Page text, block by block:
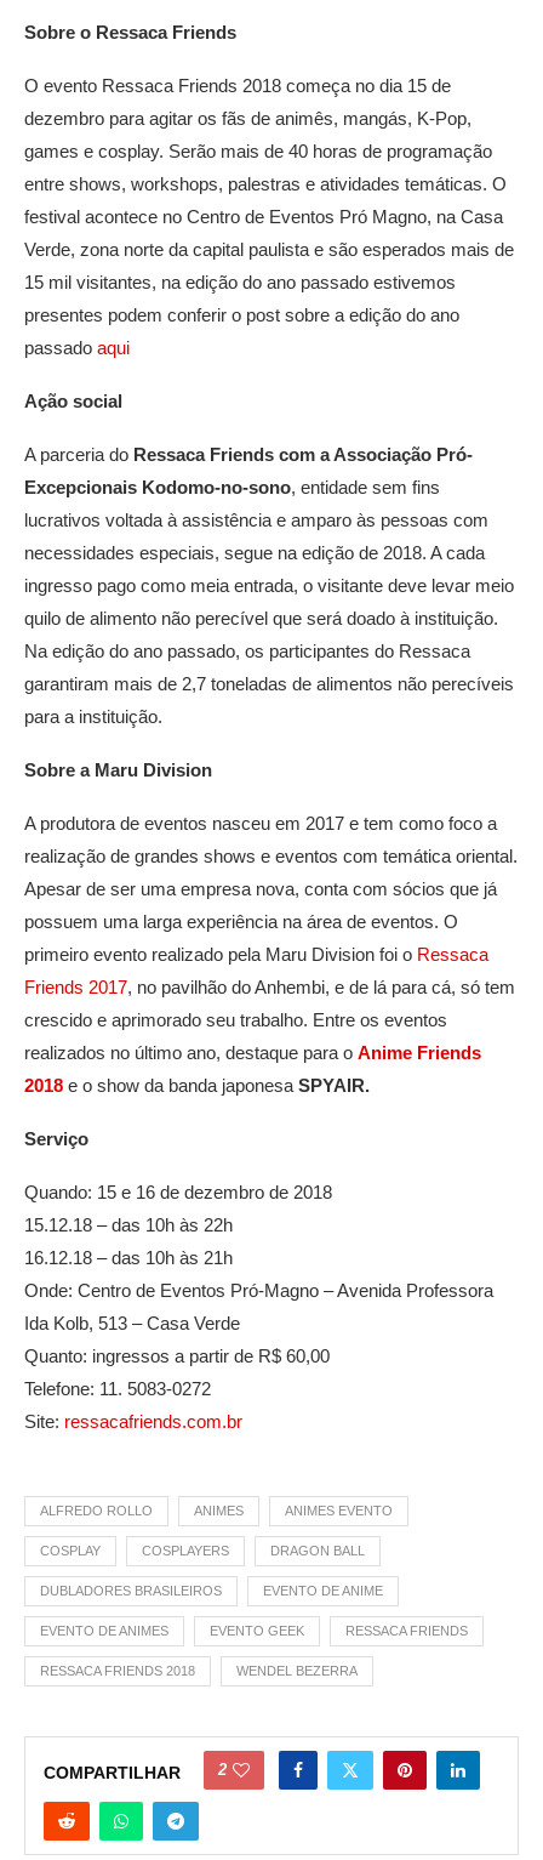
Sobre o Ressaca Friends
O evento Ressaca Friends 2018 começa no dia 15 de
dezembro para agitar os fãs de animês, mangás, K-Pop,
games e cosplay. Serão mais de 40 horas de programação
entre shows, workshops, palestras e atividades temáticas. O
festival acontece no Centro de Eventos Pró Magno, na Casa
Verde, zona norte da capital paulista e são esperados mais de
15 mil visitantes, na edição do ano passado estivemos
presentes podem conferir o post sobre a edição do ano
passado aqui
Ação social
A parceria do Ressaca Friends com a Associação Pró-
Excepcionais Kodomo-no-sono, entidade sem fins
lucrativos voltada à assistência e amparo às pessoas com
necessidades especiais, segue na edição de 2018. A cada
ingresso pago como meia entrada, o visitante deve levar meio
quilo de alimento não perecível que será doado à instituição.
Na edição do ano passado, os participantes do Ressaca
garantiram mais de 2,7 toneladas de alimentos não perecíveis
para a instituição.
Sobre a Maru Division
A produtora de eventos nasceu em 2017 e tem como foco a
realização de grandes shows e eventos com temática oriental.
Apesar de ser uma empresa nova, conta com sócios que já
possuem uma larga experiência na área de eventos. O
primeiro evento realizado pela Maru Division foi o Ressaca
Friends 2017, no pavilhão do Anhembi, e de lá para cá, só tem
crescido e aprimorado seu trabalho. Entre os eventos
realizados no último ano, destaque para o Anime Friends
2018 e o show da banda japonesa SPYAIR.
Serviço
Quando: 15 e 16 de dezembro de 2018
15.12.18 – das 10h às 22h
16.12.18 – das 10h às 21h
Onde: Centro de Eventos Pró-Magno – Avenida Professora
Ida Kolb, 513 – Casa Verde
Quanto: ingressos a partir de R$ 60,00
Telefone: 11. ​5083-0272
Site: ressacafriends.com.br
ALFREDO ROLLO ANIMES ANIMES EVENTO
COSPLAY COSPLAYERS DRAGON BALL
DUBLADORES BRASILEIROS EVENTO DE ANIME
EVENTO DE ANIMES EVENTO GEEK RESSACA FRIENDS
RESSACA FRIENDS 2018 WENDEL BEZERRA
COMPARTILHAR 2